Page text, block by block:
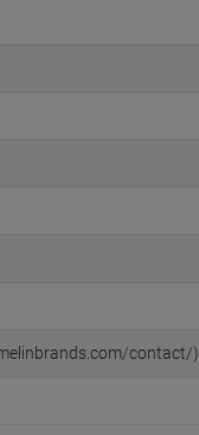
contact/)